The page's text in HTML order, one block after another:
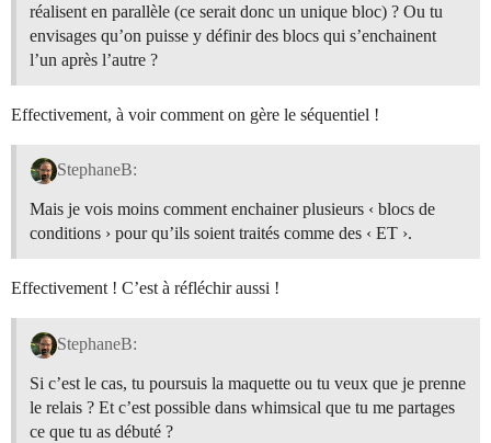
réalisent en parallèle (ce serait donc un unique bloc) ? Ou tu
envisages qu’on puisse y définir des blocs qui s’enchainent
l’un après l’autre ?
Effectivement, à voir comment on gère le séquentiel !
StephaneB:
Mais je vois moins comment enchainer plusieurs ‹ blocs de
conditions › pour qu’ils soient traités comme des ‹ ET ›.
Effectivement ! C’est à réfléchir aussi !
StephaneB:
Si c’est le cas, tu poursuis la maquette ou tu veux que je prenne
le relais ? Et c’est possible dans whimsical que tu me partages
ce que tu as débuté ?